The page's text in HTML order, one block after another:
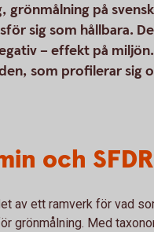
grönmålning på
sig som hållbara.
– effekt på
som profilerar sig
och
av ett ramverk för vad
grönmålning. Med